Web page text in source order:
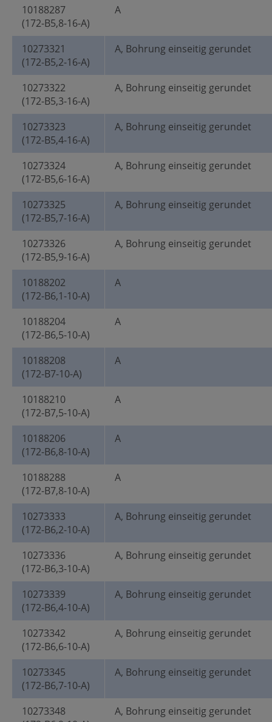
10188287
(172-B5,8-16-A)
A
10273321
(172-B5,2-16-A)
A, Bohrung einseitig gerundet
10273322
(172-B5,3-16-A)
A, Bohrung einseitig gerundet
10273323
(172-B5,4-16-A)
A, Bohrung einseitig gerundet
10273324
(172-B5,6-16-A)
A, Bohrung einseitig gerundet
10273325
(172-B5,7-16-A)
A, Bohrung einseitig gerundet
10273326
(172-B5,9-16-A)
A, Bohrung einseitig gerundet
10188202
(172-B6,1-10-A)
A
10188204
(172-B6,5-10-A)
A
10188208
(172-B7-10-A)
A
10188210
(172-B7,5-10-A)
A
10188206
(172-B6,8-10-A)
A
10188288
(172-B7,8-10-A)
A
10273333
(172-B6,2-10-A)
A, Bohrung einseitig gerundet
10273336
(172-B6,3-10-A)
A, Bohrung einseitig gerundet
10273339
(172-B6,4-10-A)
A, Bohrung einseitig gerundet
10273342
(172-B6,6-10-A)
A, Bohrung einseitig gerundet
10273345
(172-B6,7-10-A)
A, Bohrung einseitig gerundet
10273348
A, Bohrung einseitig gerundet